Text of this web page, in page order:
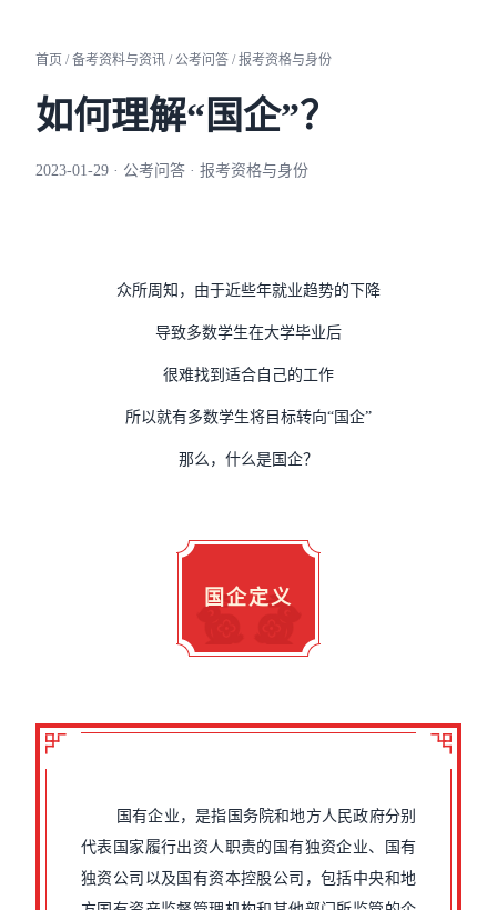
首页 / 备考资料与资讯 / 公考问答 / 报考资格与身份
如何理解“国企”？
2023-01-29 · 公考问答 · 报考资格与身份
众所周知，由于近些年就业趋势的下降
导致多数学生在大学毕业后
很难找到适合自己的工作
所以就有多数学生将目标转向“国企”
那么，什么是国企？
国企定义
国有企业，是指国务院和地方人民政府分别
代表国家履行出资人职责的国有独资企业、国有
独资公司以及国有资本控股公司，包括中央和地